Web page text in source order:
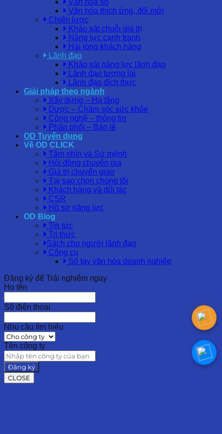
Văn hóa số
Văn hóa thích ứng, đổi mới
Chiến lược
Khảo sát chuỗi giá trị
Năng lực cạnh tranh
Hài lòng khách hàng
Lãnh đạo
Khảo sát năng lực lãnh đạo
Lãnh đạo tương lai
Lãnh đạo đích thực
Giải pháp theo ngành
Xây dựng – Hạ tầng
Dược – Chăm sóc sức khỏe
Công nghệ – thông tin
Phân phối – Bán lẻ
OD Tuyển dụng
Về OD CLICK
Tầm nhìn và Sứ mệnh
Hội đồng chuyên gia
Giá trị chuyển giao
Tại sao chọn chúng tôi
Khách hàng và đối tác
CSR
Hồ sơ năng lực
OD Blog
Tin tức
Tri thức
Sách cho người lãnh đạo
Công cụ
Sổ tay văn hóa doanh nghiệp
Đăng ký để Trải nghiệm ngay
Họ tên
Số điện thoại
Nhu cầu tìm hiểu
Tên công ty
Đăng ký
CLOSE